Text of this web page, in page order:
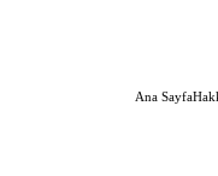
Ana Sayfa